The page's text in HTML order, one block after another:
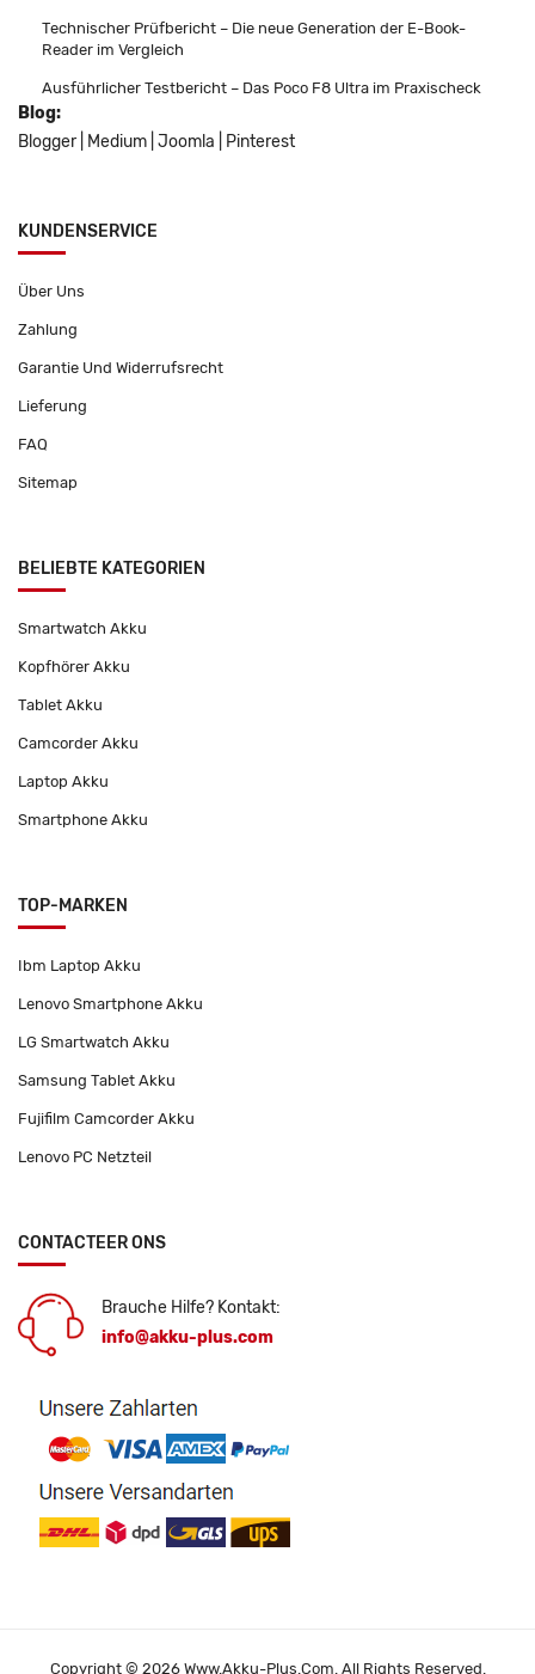
Technischer Prüfbericht – Die neue Generation der E-Book-
Reader im Vergleich
Ausführlicher Testbericht – Das Poco F8 Ultra im Praxischeck
Blog:
Blogger
Medium Joomla Pinterest
KUNDENSERVICE
Über Uns
Zahlung
Garantie Und Widerrufsrecht
Lieferung
FAQ
Sitemap
BELIEBTE KATEGORIEN
Smartwatch Akku
Kopfhörer Akku
Tablet Akku
Camcorder Akku
Laptop Akku
Smartphone Akku
TOP-MARKEN
Ibm Laptop Akku
Lenovo Smartphone Akku
LG Smartwatch Akku
Samsung Tablet Akku
Fujifilm Camcorder Akku
Lenovo PC Netzteil
CONTACTEER ONS
Brauche Hilfe? Kontakt:
info@akku-plus.com
Copyright © 2026 Www.akku-Plus.com. All Rights Reserved.